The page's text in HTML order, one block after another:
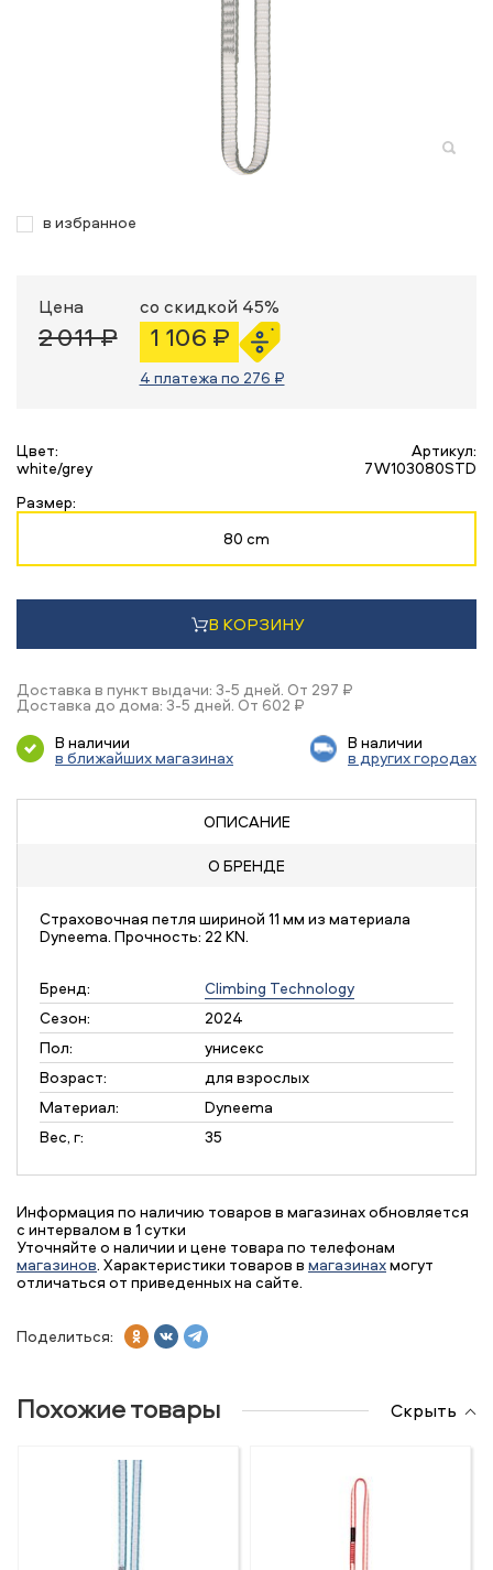
в избранное
Цена
2 011 ₽
со скидкой 45%
1 106 ₽
4 платежа по 276 ₽
Цвет:
white/grey
Артикул:
7W103080STD
Размер:
80 cm
В КОРЗИНУ
Доставка в пункт выдачи: 3-5 дней. От 297 ₽
Доставка до дома: 3-5 дней. От 602 ₽
В наличии
в ближайших магазинах
В наличии
в других городах
ОПИСАНИЕ
О БРЕНДЕ
Страховочная петля шириной 11 мм из материала
Dyneema. Прочность: 22 KN.
Бренд:
Climbing Technology
Сезон:
2024
Пол:
унисекс
Возраст:
для взрослых
Материал:
Dyneema
Вес, г:
35
Информация по наличию товаров в магазинах обновляется
с интервалом в 1 сутки
Уточняйте о наличии и цене товара по телефонам
магазинов. Характеристики товаров в магазинахмогут
отличаться от приведенных на сайте.
Поделиться:
Похожие товары Скрыть